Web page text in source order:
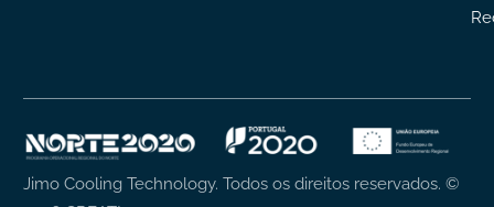
Jimo Cooling Technology. Todos os direitos reservados. ©